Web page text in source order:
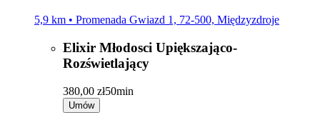
5,9 km • Promenada Gwiazd 1, 72-500, Międzyzdroje
Elixir Młodosci Upiększająco-
Rozświetlający
380,00 zł50min
Umów